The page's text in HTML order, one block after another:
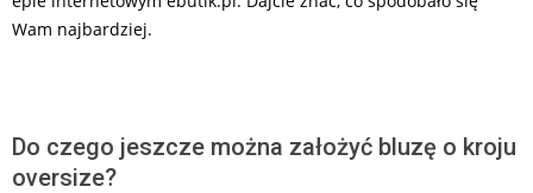
Wam najbardziej.
Do czego jeszcze można założyć bluzę o kroju
oversize?